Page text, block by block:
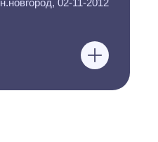
н.новгород, 02-11-2012